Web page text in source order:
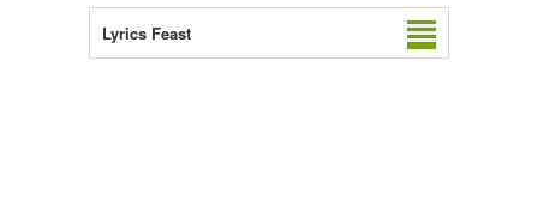
Lyrics Feast